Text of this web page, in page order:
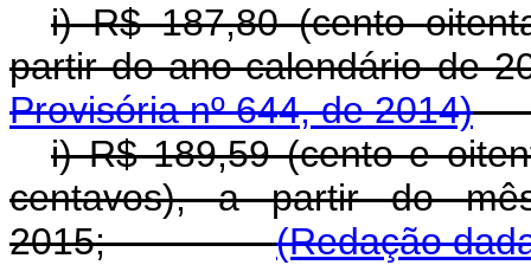
i) R$ 187,80 (cento
partir do ano-calendário de
Provisória nº 644, de 2014)
i) R$ 189,59 (cento e
centavos), a partir do
2015;(Redação